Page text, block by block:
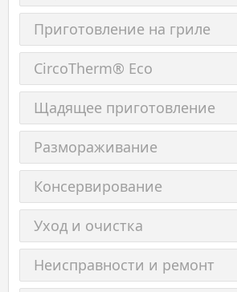
Приготовление на гриле
CircoTherm® Eco
Щадящее приготовление
Размораживание
Консервирование
Уход и очистка
Неисправности и ремонт